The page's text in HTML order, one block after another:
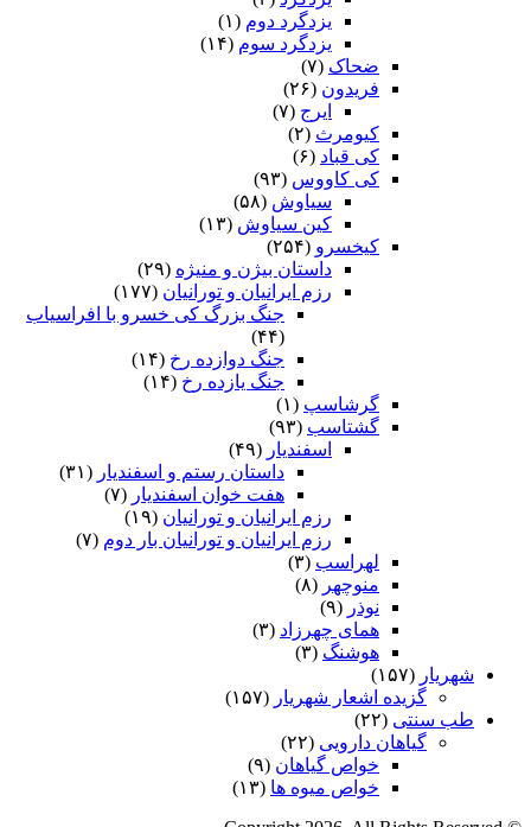
یزدگرد دوم (۱)
یزدگرد سوم (۱۴)
ضحاک (۷)
فریدون (۲۶)
ایرج (۷)
کیومرث (۲)
کی قباد (۶)
کی کاووس (۹۳)
سیاوش (۵۸)
کین سیاوش (۱۳)
کیخسرو (۲۵۴)
داستان بیژن و منیژه (۲۹)
رزم ایرانیان و تورانیان (۱۷۷)
جنگ بزرگ کی خسرو با افراسیاب
(۴۴)
جنگ دوازده رخ (۱۴)
جنگ یازده رخ (۱۴)
گرشاسپ (۱)
گشتاسب (۹۳)
اسفندیار (۴۹)
داستان رستم و اسفندیار (۳۱)
هفت خوان اسفندیار (۷)
رزم ایرانیان و تورانیان (۱۹)
رزم ایرانیان و تورانیان بار دوم (۷)
لهراسب (۳)
منوچهر (۸)
نوذر (۹)
هماى چهرزاد (۳)
هوشنگ (۳)
شهریار (۱۵۷)
گزیده اشعار شهریار (۱۵۷)
طب سنتی (۲۲)
گیاهان دارویی (۲۲)
خواص گیاهان (۹)
خواص میوه ها (۱۳)